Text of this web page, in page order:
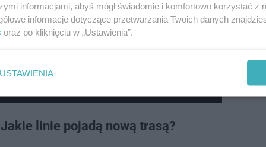
Pierwszy kurs w stronę Bemowa zaplanowano na
autobusy pojadą bezpośrednio ul. Wolską.
metro. Rozmawiamy przejazdem z
linie pojadą nową trasą?
informacjami, abyś mógł świadomie i komfortowo korzystać z
informacje dotyczące przetwarzania Twoich danych
oraz po kliknięciu w „Ustawienia”.
USTAWIENIA